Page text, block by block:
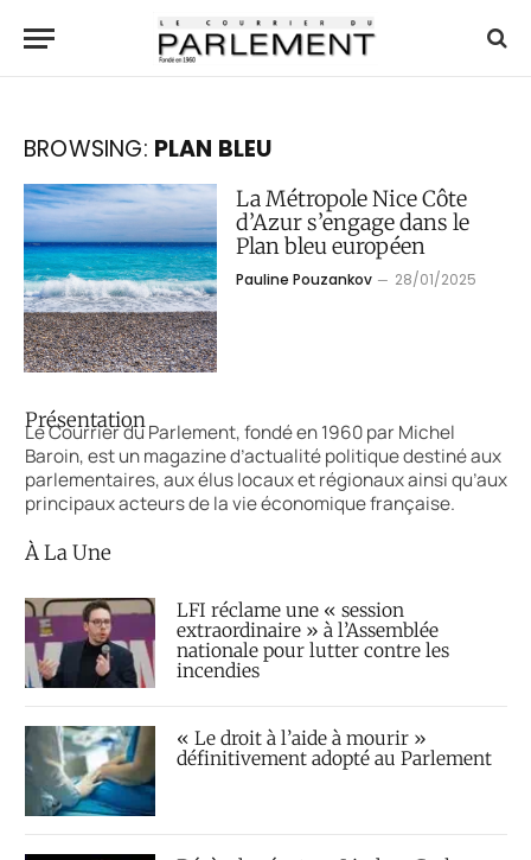
BROWSING: PLAN BLEU
La Métropole Nice Côte
d’Azur s’engage dans le
Plan bleu européen
Pauline Pouzankov 28/01/2025
Présentation
Le Courrier du Parlement, fondé en 1960 par Michel
Baroin, est un magazine d’actualité politique destiné aux
parlementaires, aux élus locaux et régionaux ainsi qu’aux
principaux acteurs de la vie économique française.
À La Une
LFI réclame une « session
extraordinaire » à l’Assemblée
nationale pour lutter contre les
incendies
« Le droit à l’aide à mourir »
définitivement adopté au Parlement